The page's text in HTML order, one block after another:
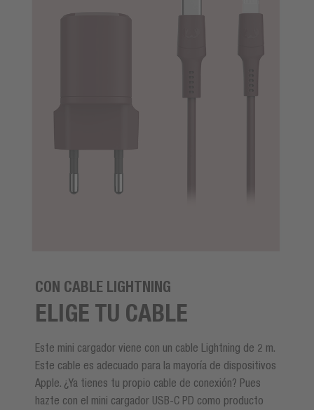
CON CABLE LIGHTNING
ELIGE TU CABLE
Este mini cargador viene con un cable Lightning de 2 m.
Este cable es adecuado para la mayoría de dispositivos
Apple. ¿Ya tienes tu propio cable de conexión? Pues
hazte con el mini cargador USB-C PD como producto